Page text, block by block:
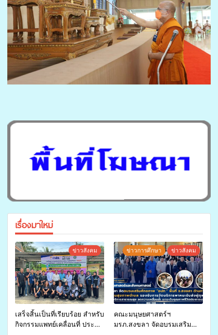
เรื่องมาใหม่
ข่าวสังคม
เสร็จสิ้นเป็นที่เรียบร้อย สำหรับ
กิจกรรมแพทย์เคลื่อนที่ ประจำ
ข่าวการศึกษา ข่าวสังคม
คณะมนุษยศาสตร์ฯ
มรภ.สงขลา จัดอบรมเสริม